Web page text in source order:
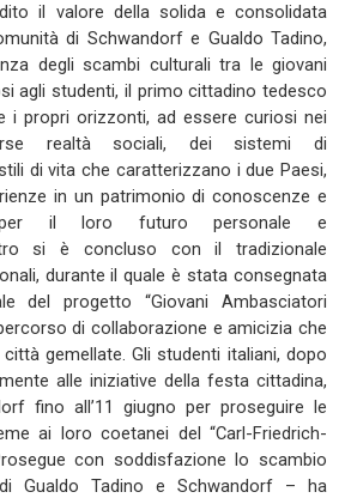
il valore della solida e consolidata
di Schwandorf e Gualdo Tadino,
degli scambi culturali tra le giovani
agli studenti, il primo cittadino tedesco
i propri orizzonti, ad essere curiosi nei
realtà sociali, dei sistemi di
di vita che caratterizzano i due Paesi,
in un patrimonio di conoscenze e
per il loro futuro personale e
si è concluso con il tradizionale
durante il quale è stata consegnata
del progetto “Giovani Ambasciatori
di collaborazione e amicizia che
gemellate. Gli studenti italiani, dopo
alle iniziative della festa cittadina,
fino all’11 giugno per proseguire le
ai loro coetanei del “Carl-Friedrich-
con soddisfazione lo scambio
Gualdo Tadino e Schwandorf – ha